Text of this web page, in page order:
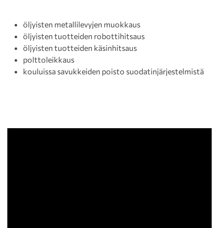
öljyisten metallilevyjen muokkaus
öljyisten tuotteiden robottihitsaus
öljyisten tuotteiden käsinhitsaus
polttoleikkaus
kouluissa savukkeiden poisto suodatinjärjestelmistä